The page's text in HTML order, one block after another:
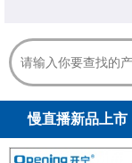
慢直播新品上市